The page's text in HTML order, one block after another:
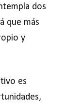
dos
que más
y
es